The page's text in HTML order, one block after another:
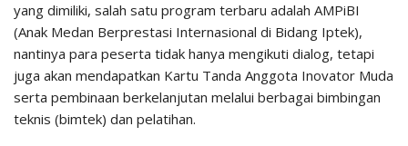
yang dimiliki, salah satu program terbaru adalah AMPiBI
(Anak Medan Berprestasi Internasional di Bidang Iptek),
nantinya para peserta tidak hanya mengikuti dialog, tetapi
juga akan mendapatkan Kartu Tanda Anggota Inovator Muda
serta pembinaan berkelanjutan melalui berbagai bimbingan
teknis (bimtek) dan pelatihan.